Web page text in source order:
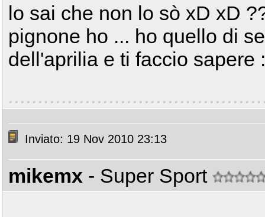
lo sai che non lo sò xD xD
pignone ho ... ho quello di
dell'aprilia e ti faccio sapere
Inviato: 19 Nov 2010 23:13
mikemx - Super Sport